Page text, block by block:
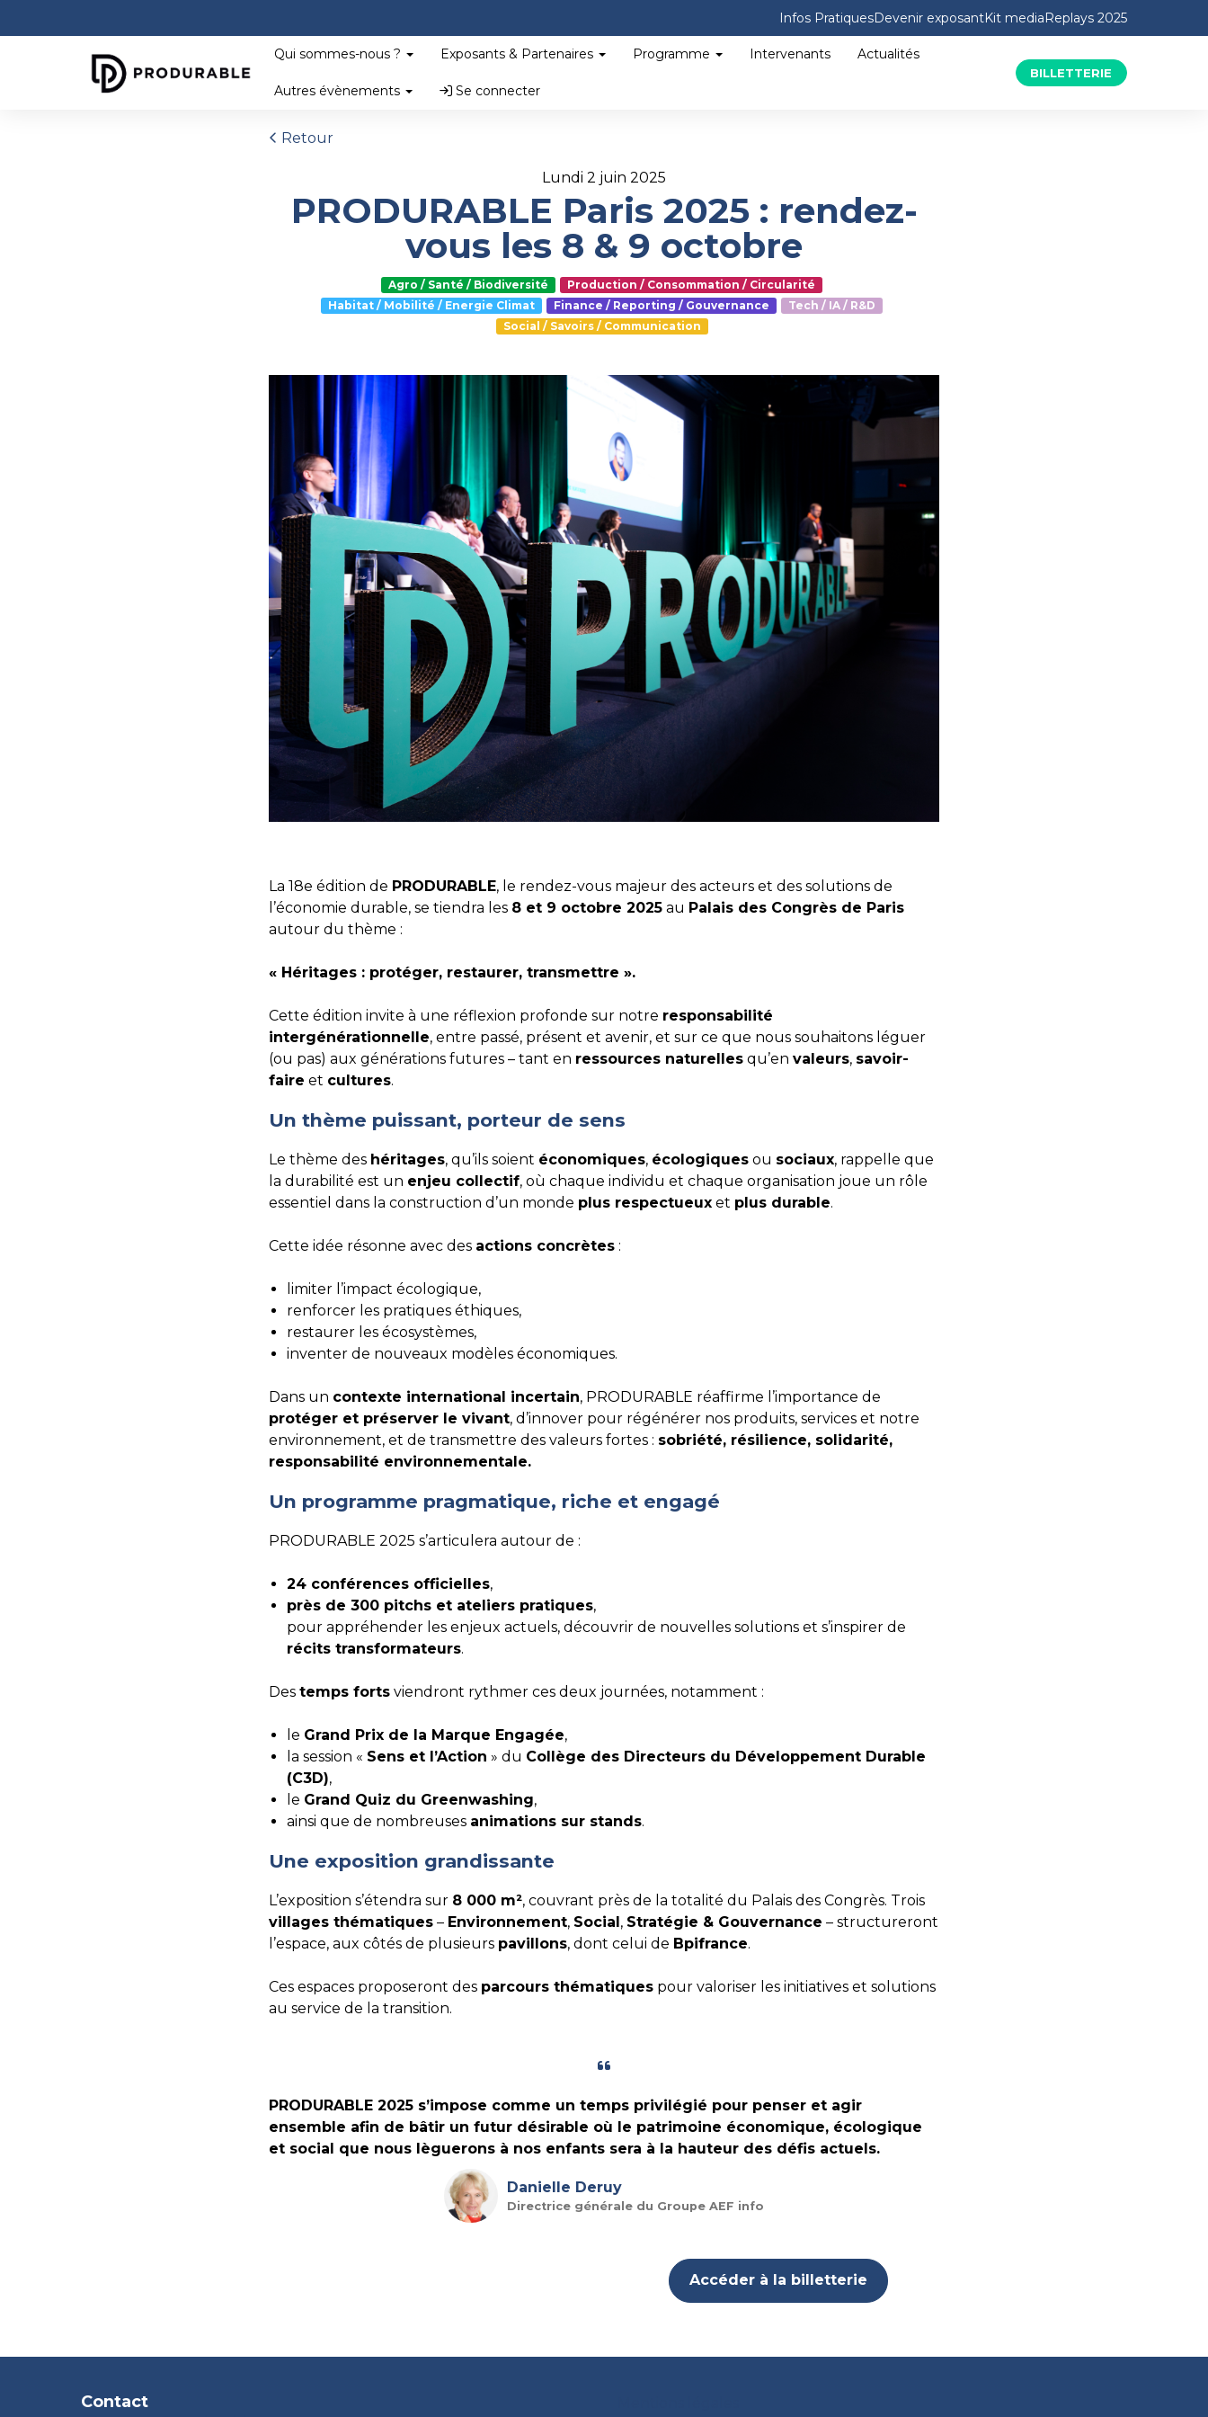
Infos PratiquesDevenir exposantKit mediaReplays 2025
Qui sommes-nous ? Exposants & Partenaires Programme Intervenants Actualités
Autres évènements Se connecter
BILLETTERIE
Retour
lundi 2 juin 2025
PRODURABLE Paris 2025 : rendez-
vous les 8 & 9 octobre
Agro / Santé / Biodiversité
Production / Consommation / Circularité
Habitat / Mobilité / Energie Climat
Finance / Reporting / Gouvernance
Tech / IA / R&D
Social / Savoirs / Communication
La 18e édition de PRODURABLE, le rendez-vous majeur des acteurs et des solutions de
l’économie durable, se tiendra les 8 et 9 octobre 2025 au Palais des Congrès de Paris
autour du thème :
« Héritages : protéger, restaurer, transmettre ».
Cette édition invite à une réflexion profonde sur notre responsabilité
intergénérationnelle, entre passé, présent et avenir, et sur ce que nous souhaitons léguer
(ou pas) aux générations futures – tant en ressources naturelles qu’en valeurs, savoir-
faire et cultures.
Un thème puissant, porteur de sens
Le thème des héritages, qu’ils soient économiques, écologiques ou sociaux, rappelle que
la durabilité est un enjeu collectif, où chaque individu et chaque organisation joue un rôle
essentiel dans la construction d’un monde plus respectueux et plus durable.
Cette idée résonne avec des actions concrètes :
limiter l’impact écologique,
renforcer les pratiques éthiques,
restaurer les écosystèmes,
inventer de nouveaux modèles économiques.
Dans un contexte international incertain, PRODURABLE réaffirme l’importance de
protéger et préserver le vivant, d’innover pour régénérer nos produits, services et notre
environnement, et de transmettre des valeurs fortes : sobriété, résilience, solidarité,
responsabilité environnementale.
Un programme pragmatique, riche et engagé
PRODURABLE 2025 s’articulera autour de :
24 conférences officielles,
près de 300 pitchs et ateliers pratiques,
pour appréhender les enjeux actuels, découvrir de nouvelles solutions et s’inspirer de
récits transformateurs.
Des temps forts viendront rythmer ces deux journées, notamment :
le Grand Prix de la Marque Engagée,
la session « Sens et l’Action » du Collège des Directeurs du Développement Durable
(C3D),
le Grand Quiz du Greenwashing,
ainsi que de nombreuses animations sur stands.
Une exposition grandissante
L’exposition s’étendra sur 8 000 m², couvrant près de la totalité du Palais des Congrès. Trois
villages thématiques – Environnement, Social , Stratégie & Gouvernance – structureront
l’espace, aux côtés de plusieurs pavillons, dont celui de Bpifrance.
Ces espaces proposeront des parcours thématiques pour valoriser les initiatives et solutions
au service de la transition.
PRODURABLE 2025 s’impose comme un temps privilégié pour penser et agir
ensemble afin de bâtir un futur désirable où le patrimoine économique, écologique
et social que nous lèguerons à nos enfants sera à la hauteur des défis actuels.
Danielle Deruy
Directrice générale du Groupe AEF info
Accéder à la billetterie
Contact